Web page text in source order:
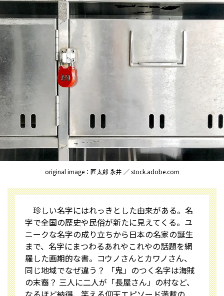
original image：匠太郎 永井 ／ stock.adobe.com
珍しい名字にはれっきとした由来がある。名
字で全国の歴史や民俗が新たに見えてくる。ユ
ニークな名字の成り立ちから日本の名家の誕生
まで、名字にまつわるあれやこれやの話題を網
羅した画期的な書。コウノさんとカワノさん、
同じ地域でなぜ違う？ 「鬼」のつく名字は海賊
の末裔？ 三人に二人が「長屋さん」の村など、